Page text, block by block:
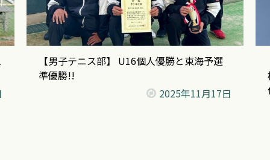
【男子テニス部】 U16個人優勝と東海予選
準優勝!!
2025年11月17日